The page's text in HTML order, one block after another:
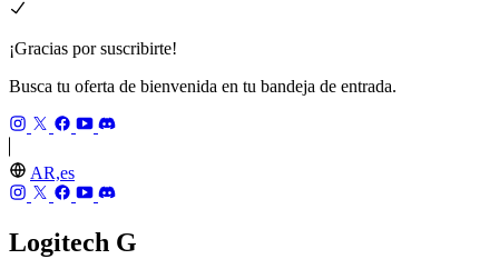
¡Gracias por suscribirte!
Busca tu oferta de bienvenida en tu bandeja de entrada.
AR,es
Logitech G